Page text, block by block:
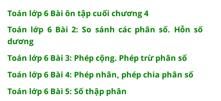
Toán lớp 6 Bài ôn tập cuối chương 4
Toán lớp 6 Bài 2: So sánh các phân số. Hỗn số
dương
Toán lớp 6 Bài 3: Phép cộng. Phép trừ phân số
Toán lớp 6 Bài 4: Phép nhân, phép chia phân số
Toán lớp 6 Bài 5: Số thập phân